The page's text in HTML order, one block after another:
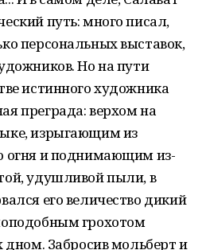
путь: много писал,
персональных выставок,
Но на пути
истинного художника
преграда: верхом на
изрыгающим из
огня и поднимающим из-
удушливой пыли, в
его величество дикий
грохотом
дном. Забросив мольберт и